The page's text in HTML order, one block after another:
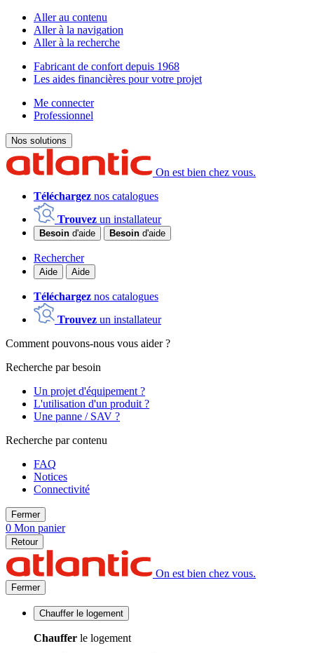
Aller au contenu
Aller à la navigation
Aller à la recherche
Fabricant de confort depuis 1968
Les aides financières pour votre projet
Me connecter
Professionnel
Nos solutions
On est bien chez vous.
Téléchargez nos catalogues
Trouvez un installateur
Besoin d'aide Besoin d'aide
Rechercher
Aide Aide
Téléchargez nos catalogues
Trouvez un installateur
Comment pouvons-nous vous aider ?
Recherche par besoin
Un projet d'équipement ?
L'utilisation d'un produit ?
Une panne / SAV ?
Recherche par contenu
FAQ
Notices
Connectivité
Fermer
0 Mon panier
Retour
On est bien chez vous.
Fermer
Chauffer le logement
Chauffer le logement